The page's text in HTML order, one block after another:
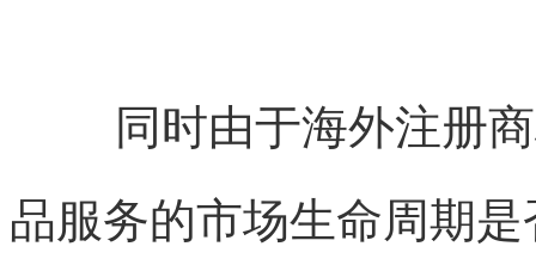
同时由于海外注册
品服务的市场生命周期